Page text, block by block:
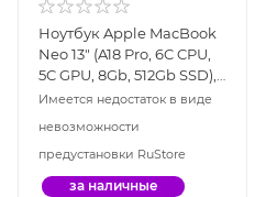
Ноутбук Apple MacBook
Neo 13" (A18 Pro, 6C CPU,
5C GPU, 8Gb, 512Gb SSD),
синий индиго (MHFG4)
Имеется недостаток в виде
невозможности
предустановки RuStore
за наличные